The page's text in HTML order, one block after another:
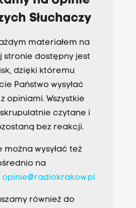
Słuchaczy
materiałem na
stronie dostępny jest
dzięki któremu
Państwo wysyłać
opiniami. Wszystkie
czytane i
bez reakcji.
można wysyłać też
na
opinie@radiokrakow.pl
również do